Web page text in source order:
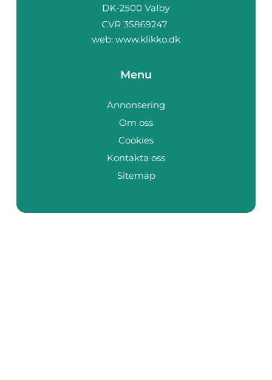
web: www.klikko.dk
Menu
Annonsering
Om oss
Cookies
Kontakta oss
Sitemap